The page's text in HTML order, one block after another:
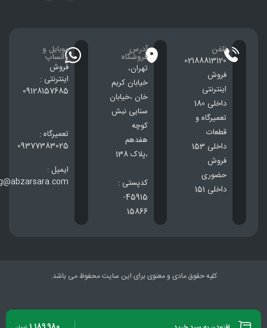
تلفن
02188813120
فروش
اینترنتی
داخلی 180
تعمیرگاه و
قطعات
داخلی 153
فروش
حضوری
داخلی 151
آدرس
فروشگاه
تهران،
خيابان كريم
خان ،خيابان
سنایی نبش
کوچه
هفدهم
،پلاک 138
کدپستی :
45915-
15866
موبایل و
واتساپ
فروش
اینترنتی :
09128157685
تعمیرگاه :
09377383025
ایمیل :
کلیه حقوق مادی و معنوی برای این سایت محفوظ می باشد.